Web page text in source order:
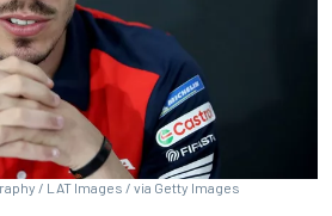
/ LAT Images / via Getty Images